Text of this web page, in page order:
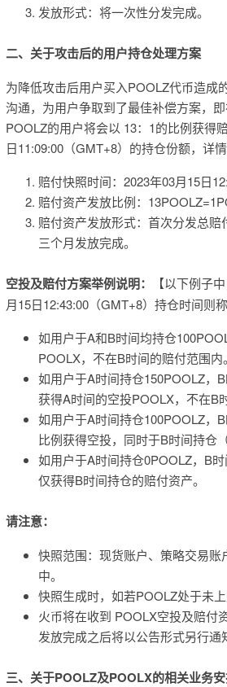
发放形式：将一次性分发完成。
二、关于攻击后的用户持仓处理方案
为降低攻击后用户买入POOLZ代币造成
沟通，为用户争取到了最佳补偿方案，
POOLZ的用户将会以 13：1的比例获得
日11:09:00（GMT+8）的持仓份额，详情
赔付快照时间：2023年03月15日
赔付资产发放比例：
赔付资产发放形式：首次分发总
三个月发放完成。
空投及赔付方案举例说明：
【以下例子
月15日12:43:00（GMT+8）持仓时间则称
如用户于A和B时间均持仓
POOLX，不在B时间的赔付范围内。
如用户于A时间持仓150POOLZ，
获得A时间的空投POOLX，不在B
如用户于A时间持仓100POOLZ，
比例获得空投，同时于B时间持仓
如用户于A时间持仓0POOLZ，B
仅获得B时间持仓的赔付资产。
请注意：
快照范围：现货账户、策略交易
中。
快照生成时，如若POOLZ处于未
火币将在收到 POOLX空投及赔付
发放完成之后将以公告形式另行通
三、关于POOLZ及POOLX的相关业务